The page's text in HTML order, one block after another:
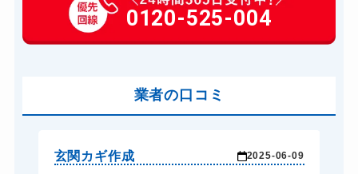
玄関カギ作成 別途お見積り
玄関カギ交換 16,500円～(税込)
バイクカギ開け
スーツケースカギ開け 13,200円～(税込)
0120-525-004
業者の口コミ
玄関カギ作成 2025-06-09